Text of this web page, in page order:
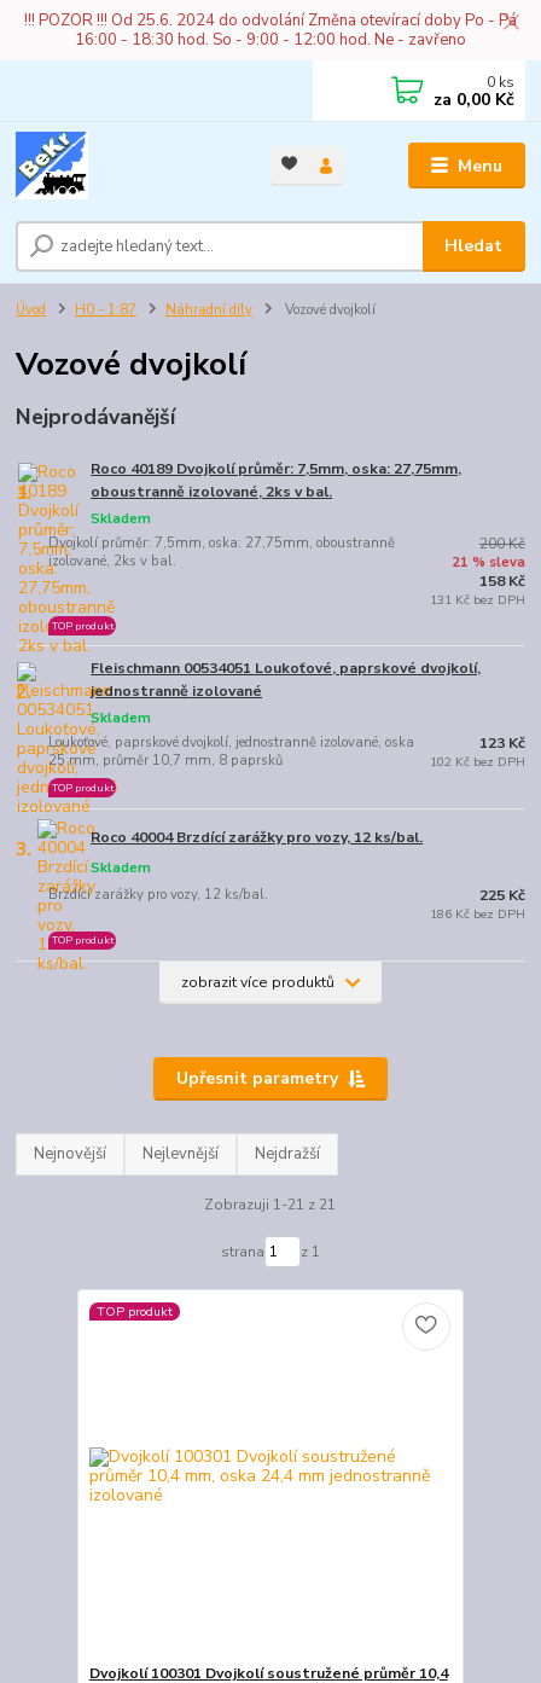
!!! POZOR !!! Od 25.6. 2024 do odvolání Změna otevírací doby Po - Pá
16:00 - 18:30 hod. So - 9:00 - 12:00 hod. Ne - zavřeno
Menu
Hledat
0 ks
za 0,00 Kč
Úvod H0 - 1:87 Náhradní díly Vozové dvojkolí
Vozové dvojkolí
Nejprodávanější
1.
Roco 40189 Dvojkolí průměr: 7,5mm, oska: 27,75mm,
oboustranně izolované, 2ks v bal.
Dvojkolí průměr: 7,5mm, oska: 27,75mm, oboustranně
izolované, 2ks v bal.
Skladem
TOP produkt
200 Kč
21 % sleva
158 Kč
131 Kč bez DPH
2.
Fleischmann 00534051 Loukoťové, paprskové dvojkolí,
jednostranně izolované
Loukoťové, paprskové dvojkolí, jednostranně izolované, oska
25 mm, průměr 10,7 mm, 8 paprsků
Skladem
TOP produkt
123 Kč
102 Kč bez DPH
3. Roco 40004 Brzdící zarážky pro vozy, 12 ks/bal.
Brzdící zarážky pro vozy, 12 ks/bal.
Skladem
TOP produkt
225 Kč
186 Kč bez DPH
zobrazit více produktů
Upřesnit parametry
Nejnovější Nejlevnější Nejdražší
Zobrazuji 1-21 z 21
strana z 1
TOP produkt
Dvojkolí 100301 Dvojkolí soustružené průměr 10,4